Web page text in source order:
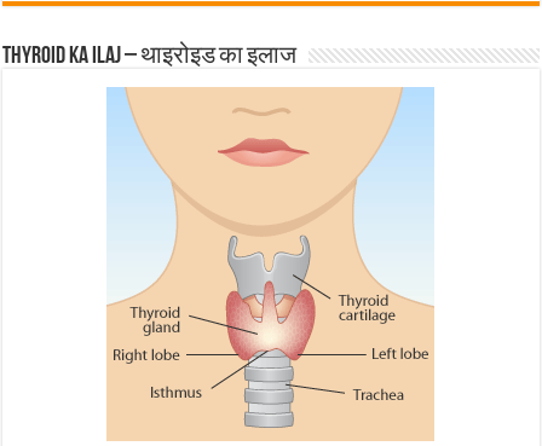
Thyroid ka ilaj – थाइरोइड का इलाज